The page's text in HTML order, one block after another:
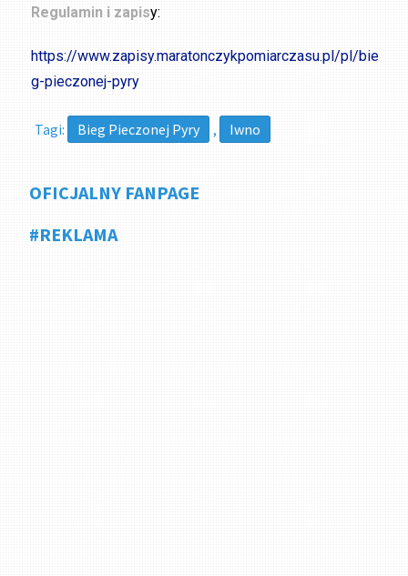
Regulamin i zapisy:
https://www.zapisy.maratonczykpomiarczasu.pl/pl/bie
g-pieczonej-pyry
Tagi: Bieg Pieczonej Pyry , Iwno
OFICJALNY FANPAGE
#REKLAMA